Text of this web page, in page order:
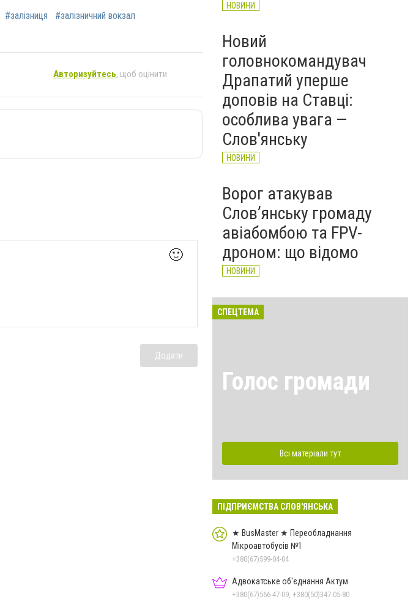
#залізниця
#залізничний вокзал
Авторизуйтесь, щоб оцінити
🙂
Додати
НОВИНИ
Новий
головнокомандувач
Драпатий уперше
доповів на Ставці:
особлива увага —
Слов'янську
НОВИНИ
Ворог атакував
Слов’янську громаду
авіабомбою та FPV-
дроном: що відомо
НОВИНИ
СПЕЦТЕМА
Голос громади
Всі матеріали тут
ПІДПРИЄМСТВА СЛОВ'ЯНСЬКА
★ BusMaster ★ Переобладнання
Мікроавтобусів №1
+380(67)599-04-04
Адвокатське об'єднання Актум
+380(67)566-47-09, +380(50)347-05-80